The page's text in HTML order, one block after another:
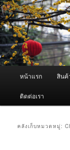
ข้าม
ไป
ยัง
เนื้อหา
หลัก
ข้าม
ไป
บทความ
รอง
ผู้นำเข้า
Fogger /
จำหน่ายเครื่องพ่น
หน้าแรก สินค้
ติดต่อเรา
คลังเก็บหมวดหมู่: